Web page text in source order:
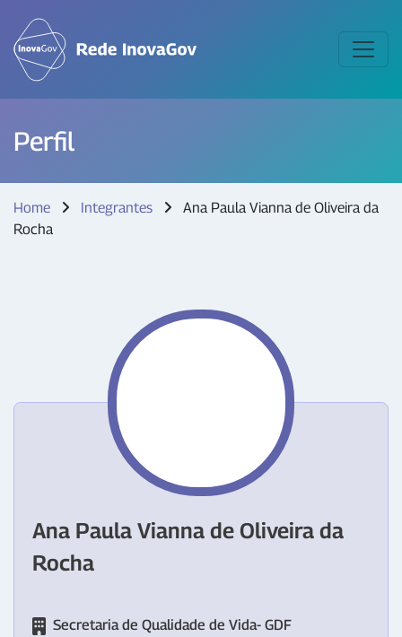
Perfil
Home Integrantes
Ana Paula Vianna de Oliveira da
Rocha
Ana Paula Vianna de Oliveira da
Rocha
Secretaria de Qualidade de Vida- GDF